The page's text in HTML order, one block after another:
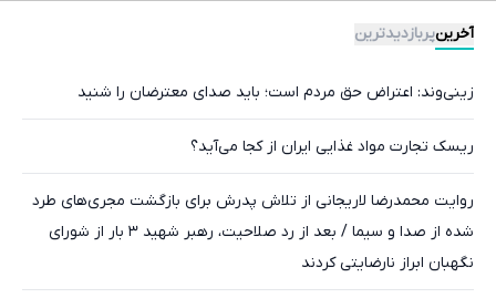
آخرینپربازدیدترین
زینی‌وند: اعتراض حق مردم است؛ باید صدای معترضان را شنید
ریسک تجارت مواد غذایی ایران از کجا می‌آید؟
روایت محمدرضا لاریجانی از تلاش پدرش برای بازگشت مجری‌های طرد
شده از صدا و سیما / بعد از رد صلاحیت، رهبر شهید ۳ بار از شورای
نگهبان ابراز نارضایتی کردند